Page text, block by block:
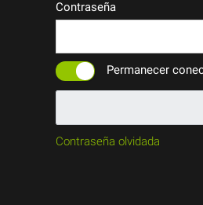
Contraseña
Permanecer
Contraseña olvidada